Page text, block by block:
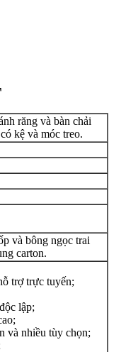
răng và bàn chải
kệ và móc treo.
và bông ngọc trai
carton.
trợ trực tuyến;
lập;
và nhiều tùy chọn;